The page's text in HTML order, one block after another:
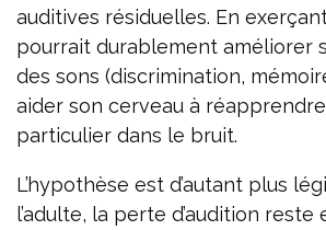
auditives résiduelles. En
pourrait durablement améliorer
des sons (discrimination,
aider son cerveau à
particulier dans le bruit.
L’hypothèse est d’autant plus
l’adulte, la perte d’audition